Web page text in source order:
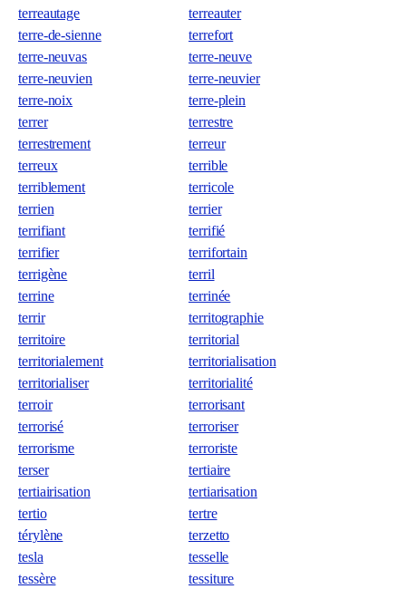
terreautage
terreauter
terre-de-sienne
terrefort
terre-neuvas
terre-neuve
terre-neuvien
terre-neuvier
terre-noix
terre-plein
terrer
terrestre
terrestrement
terreur
terreux
terrible
terriblement
terricole
terrien
terrier
terrifiant
terrifié
terrifier
terrifortain
terrigène
terril
terrine
terrinée
terrir
territographie
territoire
territorial
territorialement
territorialisation
territorialiser
territorialité
terroir
terrorisant
terrorisé
terroriser
terrorisme
terroriste
terser
tertiaire
tertiairisation
tertiarisation
tertio
tertre
térylène
terzetto
tesla
tesselle
tessère
tessiture